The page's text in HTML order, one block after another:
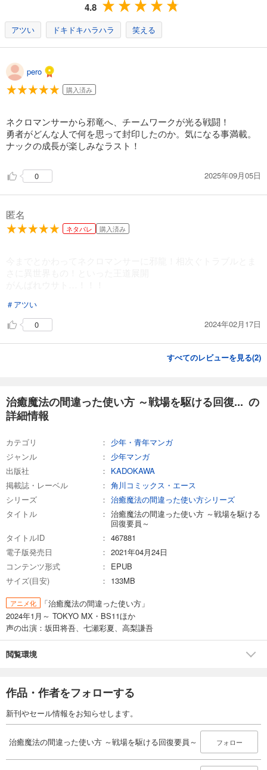
円 (税込)
あらすじを表示する
748円 (税込)
試し読み
あらすじを表示する
カート
治癒魔法の間違った使い方 ～戦場を駆ける回復要員～(18)
836円 (税込)
4.8
アツい ドキドキハラハラ 笑える
pero
購入済み
ネクロマンサーから邪竜へ、チームワークが光る戦闘！
勇者がどんな人で何を思って封印したのか。気になる事満載。
ナックの成長が楽しみなラスト！
0 2025年09月05日
匿名
ネタバレ 購入済み
＃アツい
0
2024年02月17日
すべてのレビューを見る(2)
治癒魔法の間違った使い方 ～戦場を駆ける回復... の
詳細情報
カテゴリ
少年・青年マンガ
ジャンル
少年マンガ
出版社
KADOKAWA
掲載誌・レーベル
角川コミックス・エース
シリーズ
治癒魔法の間違った使い方シリーズ
タイトル
治癒魔法の間違った使い方 ～戦場を駆ける
回復要員～
タイトルID
467881
電子版発売日
2021年04月24日
コンテンツ形式
EPUB
サイズ(目安)
133MB
アニメ化
「治癒魔法の間違った使い方」
2024年1月～ TOKYO MX・BS11ほか
声の出演：坂田将吾、七瀬彩夏、高梨謙吾
閲覧環境
作品・作者をフォローする
新刊やセール情報をお知らせします。
治癒魔法の間違った使い方 ～戦場を駆ける回復要員～ フォロー